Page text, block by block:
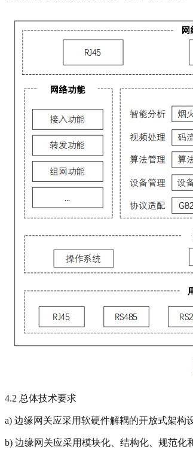
4.2 总体技术要求
a) 边缘网关应采用软硬件解耦的开放式架构
b) 边缘网关应采用模块化、结构化、规范化